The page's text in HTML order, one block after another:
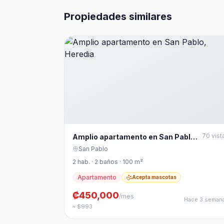
Propiedades similares
Amplio apartamento en San Pablo,
Heredia
70
San Pablo
2 hab. · 2 baños · 100 m²
Apartamento Acepta mascotas
₡450,000/mes
≈ $993
Hace 3